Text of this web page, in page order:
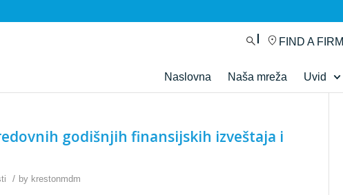
FIND A FIRM
Naslovna Naša mreža Uvid
godišnjih finansijskih izveštaja i
/ by krestonmdm